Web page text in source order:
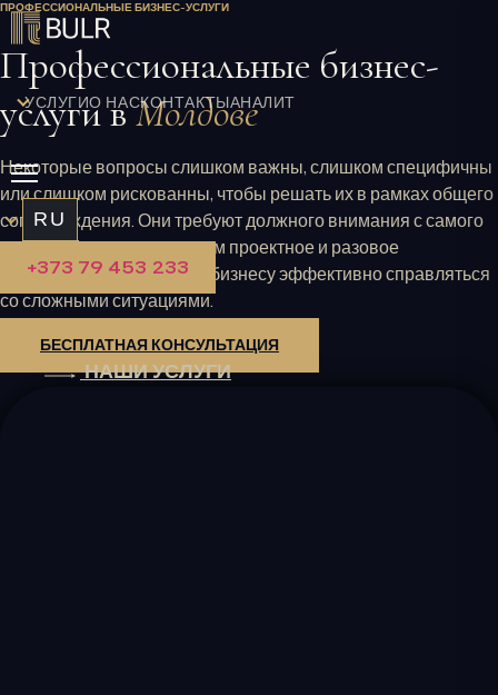
Перейти
содержимому
УСЛУГИО НАСКОНТАКТЫАНАЛИТИКА
RU
+373 79 453 233
ПРОФЕССИОНАЛЬНЫЕ БИЗНЕС-УСЛУГИ
Профессиональные бизнес-
услуги вМолдове
Некоторые вопросы слишком важны, слишком специфичны
или слишком рискованны, чтобы решать их в рамках общего
сопровождения. Они требуют должного внимания с самого
начала. Мы предоставляем проектное и разовое
сопровождение, помогая бизнесу эффективно справляться
со сложными ситуациями.
БЕСПЛАТНАЯ КОНСУЛЬТАЦИЯ
НАШИ УСЛУГИ